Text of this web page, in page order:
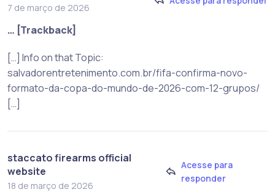
7 de março de 2026
… [Trackback]
[…] Info on that Topic:
salvadorentretenimento.com.br/fifa-confirma-novo-
formato-da-copa-do-mundo-de-2026-com-12-grupos/
[…]
staccato firearms official
website
18 de março de 2026
Acesse para
responder